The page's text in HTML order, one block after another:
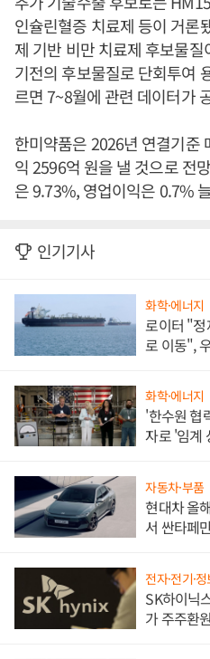
인슐린혈증 치료제 등이 거론
제 기반 비만 치료제 후보물
기전의 후보물질로 단회투여
르면 7~8월에 관련 데이터가
한미약품은 2026년 연결기준
익 2596억 원을 낼 것으로 전
은 9.73%, 영업이익은 0.7%
인기기사
화학·에너지
로이터 "정
로 이동",
화학·에너지
'한수원 협
자로 '임계
자동차·부품
현대차 올
서 싼타페
전자·전기·
SK하이닉
가 주주환